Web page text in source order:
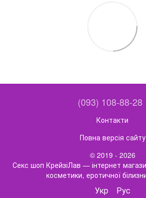
(093) 108-88-28
Контакти
Повна версія сайту
© 2019 - 2026
Секс шоп КрейзіЛав — інтернет
косметики, еротичної
Укр Рус